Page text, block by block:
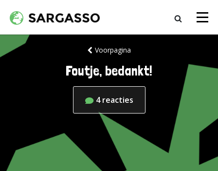
Voorpagina
Foutje, bedankt!
4 reacties